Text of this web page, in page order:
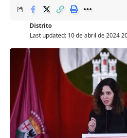
Last updated: 10 de abril de 2024
Distrito